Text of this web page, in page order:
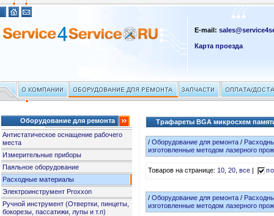
E-mail:
Карта проезда
Оборудование для ремонта
Антистатическое оснащение рабочего
места
Измерительные приборы
Паяльное оборудование
Расходные материалы
Электроинструмент Proxxon
Ручной инструмент (Отвертки, пинцеты,
бокорезы, пассатижи, лупы и т.п)
Трафареты BGA микросхем
/Оборудование для ремонта /
изготовленные методом лазерного
Товаров на странице:10,20,все
/Оборудование для ремонта /
изготовленные методом лазерного